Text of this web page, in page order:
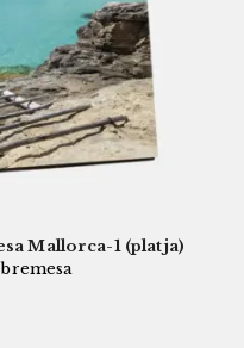
Mallorca-1 (platja)